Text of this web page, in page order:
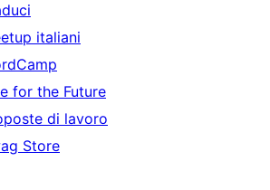
italiani
for the Future
di lavoro
Store